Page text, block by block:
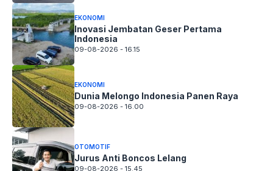
EKONOMI
Inovasi Jembatan Geser Pertama
Indonesia
09-08-2026 - 16.15
EKONOMI
Dunia Melongo Indonesia Panen Raya
09-08-2026 - 16.00
OTOMOTIF
Jurus Anti Boncos Lelang
09-08-2026 - 15.45